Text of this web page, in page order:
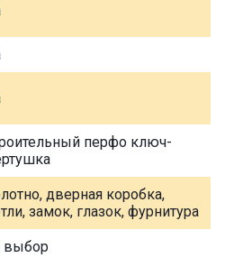
перфо ключ-
дверная коробка,
замок, глазок, фурнитура
выбор